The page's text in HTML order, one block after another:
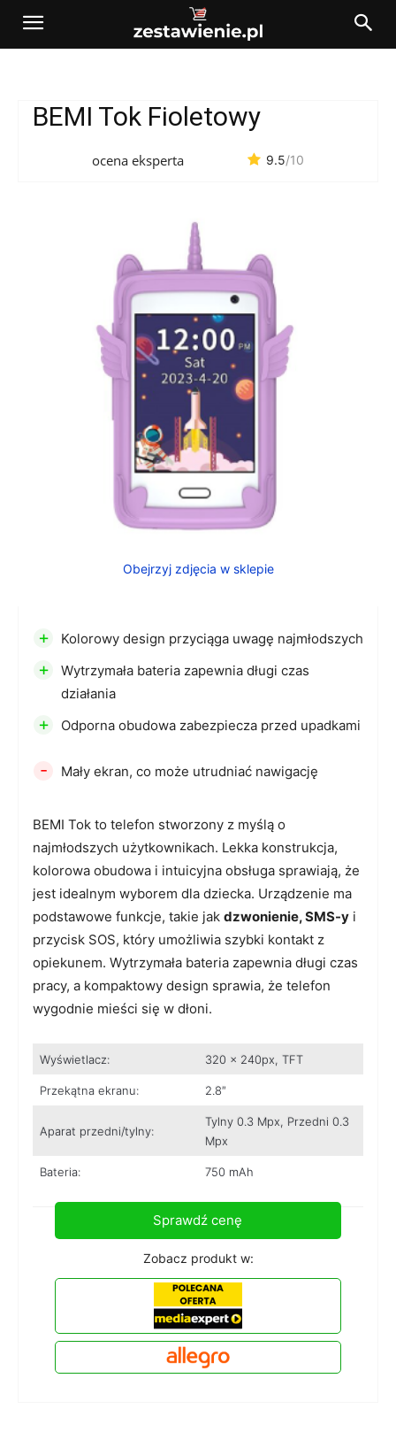
BEMI Tok Fioletowy
ocena eksperta 9.5/10
Obejrzyj zdjęcia w sklepie
BEMI Tok to telefon stworzony z myślą o
najmłodszych użytkownikach. Lekka konstrukcja,
kolorowa obudowa i intuicyjna obsługa sprawiają, że
jest idealnym wyborem dla dziecka. Urządzenie ma
podstawowe funkcje, takie jak dzwonienie, SMS-y i
przycisk SOS, który umożliwia szybki kontakt z
opiekunem. Wytrzymała bateria zapewnia długi czas
pracy, a kompaktowy design sprawia, że telefon
wygodnie mieści się w dłoni.
Wyświetlacz: 320 x 240px, TFT
Przekątna ekranu: 2.8″
Aparat przedni/tylny:
Tylny 0.3 Mpx, Przedni 0.3
Mpx
Bateria: 750 mAh
+ Kolorowy design przyciąga uwagę najmłodszych
+
Wytrzymała bateria zapewnia długi czas
działania
+ Odporna obudowa zabezpiecza przed upadkami
- Mały ekran, co może utrudniać nawigację
Sprawdź cenę
Zobacz produkt w: